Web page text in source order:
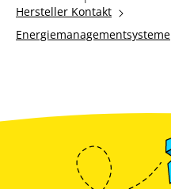
Hersteller Kontakt
Energiemanagementsysteme